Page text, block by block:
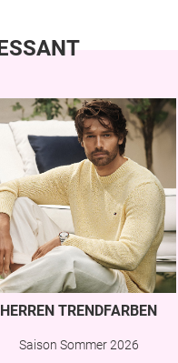
HERREN TRENDFARBEN
Saison Sommer 2026